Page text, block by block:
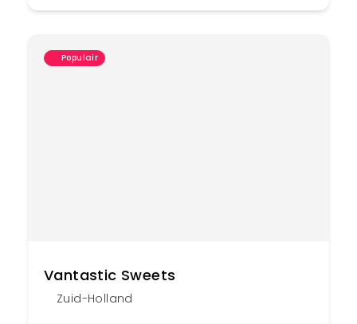
Populair
Vantastic Sweets
Zuid-Holland